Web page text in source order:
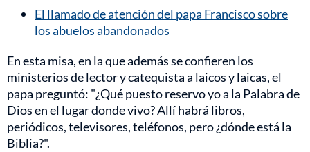
El llamado de atención del papa Francisco sobre
los abuelos abandonados
En esta misa, en la que además se confieren los
ministerios de lector y catequista a laicos y laicas, el
papa preguntó: "¿Qué puesto reservo yo a la Palabra de
Dios en el lugar donde vivo? Allí habrá libros,
periódicos, televisores, teléfonos, pero ¿dónde está la
Biblia?".